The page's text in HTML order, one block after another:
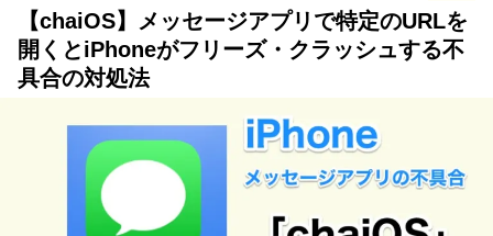
【chaiOS】メッセージアプリで特定のURLを
開くとiPhoneがフリーズ・クラッシュする不
具合の対処法